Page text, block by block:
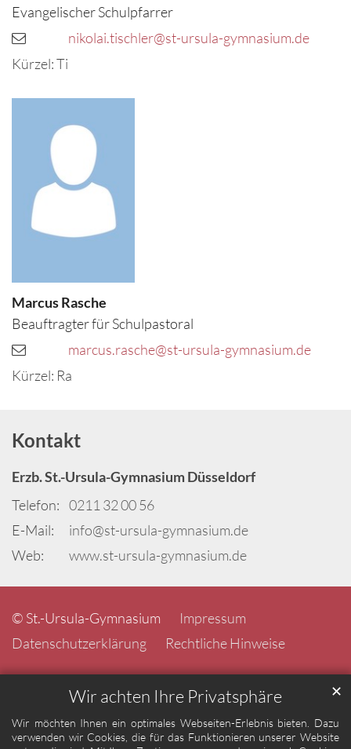
Wir achten Ihre Privatsphäre
Wir möchten Ihnen ein optimales Webseiten-Erlebnis bieten. Dazu
verwenden wir Cookies, die für das Funktionieren unserer Website
✕
Evangelischer Schulpfarrer
nikolai.tischler@st-ursula-gymnasium.de
Kürzel: Ti
MarcusRasche
Beauftragter für Schulpastoral
marcus.rasche@st-ursula-gymnasium.de
Kürzel: Ra
Kontakt
Erzb. St.-Ursula-Gymnasium Düsseldorf
Telefon: 0211 32 00 56
E-Mail:
info@st-ursula-gymnasium.de
Web:
www.st-ursula-gymnasium.de
© St.-Ursula-Gymnasium
Impressum
Datenschutzerklärung
Rechtliche Hinweise